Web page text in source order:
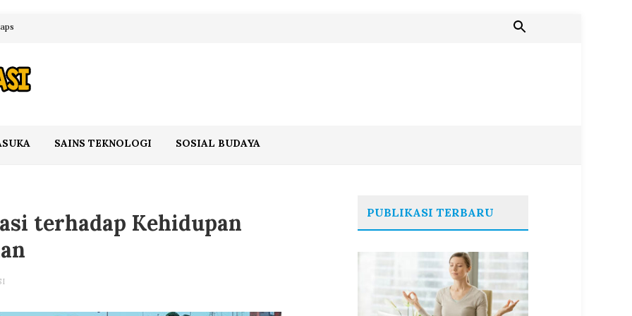
SAINS TEKNOLOGI SOSIAL BUDAYA
terhadap Kehidupan
PUBLIKASI TERBARU